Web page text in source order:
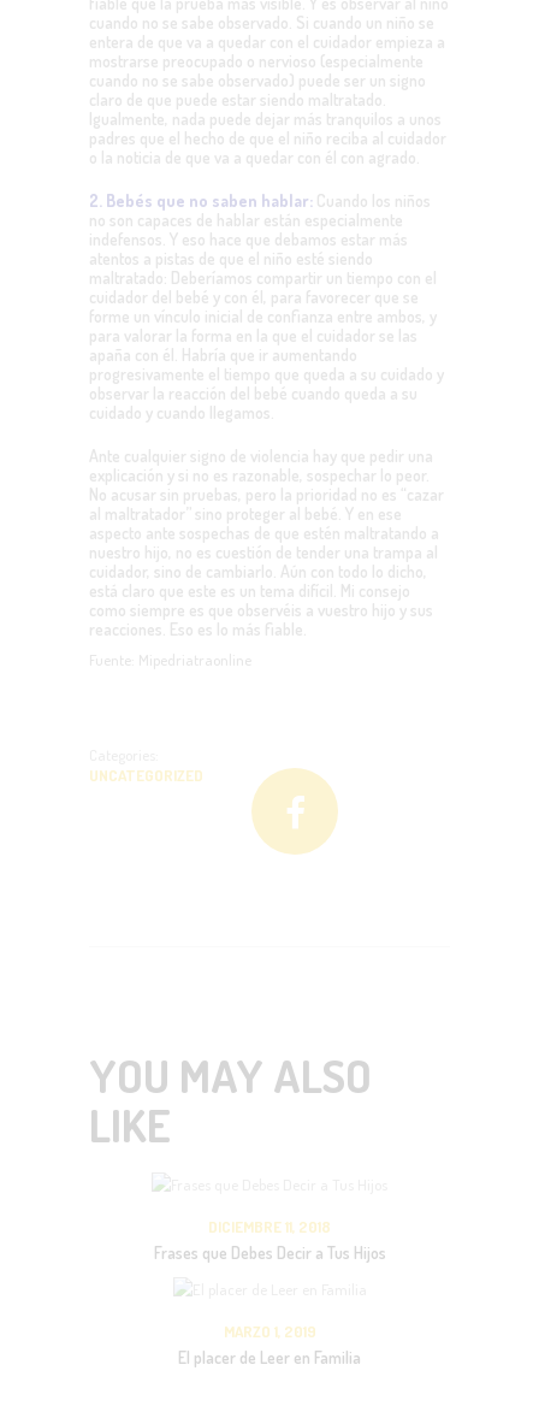
cuando no se sabe observado. Si cuando un niño se
entera de que va a quedar con el cuidador empieza a
mostrarse preocupado o nervioso (especialmente
cuando no se sabe observado) puede ser un signo
claro de que puede estar siendo maltratado.
Igualmente, nada puede dejar más tranquilos a unos
padres que el hecho de que el niño reciba al cuidador
o la noticia de que va a quedar con él con agrado.
2. Bebés que no saben hablar: Cuando los niños
no son capaces de hablar están especialmente
indefensos. Y eso hace que debamos estar más
atentos a pistas de que el niño esté siendo
maltratado: Deberíamos compartir un tiempo con el
cuidador del bebé y con él, para favorecer que se
forme un vínculo inicial de confianza entre ambos, y
para valorar la forma en la que el cuidador se las
apaña con él. Habría que ir aumentando
progresivamente el tiempo que queda a su cuidado y
observar la reacción del bebé cuando queda a su
cuidado y cuando llegamos.
Ante cualquier signo de violencia hay que pedir una
explicación y si no es razonable, sospechar lo peor.
No acusar sin pruebas, pero la prioridad no es “cazar
al maltratador” sino proteger al bebé. Y en ese
aspecto ante sospechas de que estén maltratando a
nuestro hijo, no es cuestión de tender una trampa al
cuidador, sino de cambiarlo. Aún con todo lo dicho,
está claro que este es un tema difícil. Mi consejo
como siempre es que observéis a vuestro hijo y sus
reacciones. Eso es lo más fiable.
Fuente: Mipedriatraonline
UNCATEGORIZED
YOU MAY ALSO
LIKE
DICIEMBRE 11, 2018
Frases que Debes Decir a Tus Hijos
MARZO 1, 2019
El placer de Leer en Familia